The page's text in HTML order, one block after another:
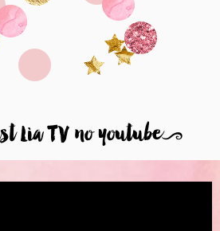
Lia TV no youtube9